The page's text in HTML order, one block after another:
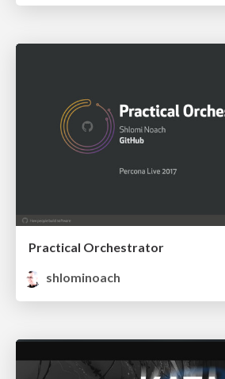
Practical Orchestrator
shlominoach